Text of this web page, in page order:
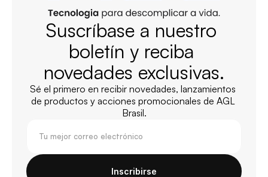
Suscríbase a nuestro
boletín y reciba
novedades exclusivas.
Sé el primero en recibir novedades, lanzamientos
de productos y acciones promocionales de AGL
Brasil.
Inscribirse